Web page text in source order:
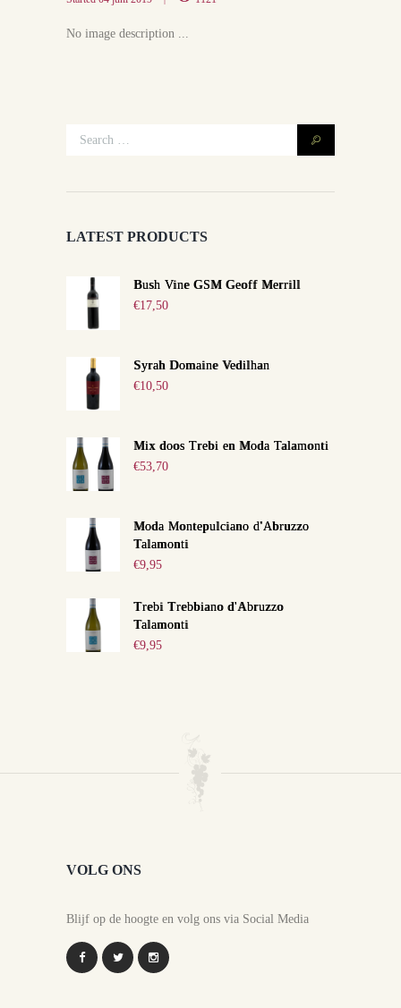
No image description ...
LATEST PRODUCTS
Bush Vine GSM Geoff Merrill
€17,50
Syrah Domaine Vedilhan
€10,50
Mix doos Trebi en Moda Talamonti
€53,70
Moda Montepulciano d'Abruzzo
Talamonti
€9,95
Trebi Trebbiano d'Abruzzo
Talamonti
€9,95
VOLG ONS
Blijf op de hoogte en volg ons via Social Media